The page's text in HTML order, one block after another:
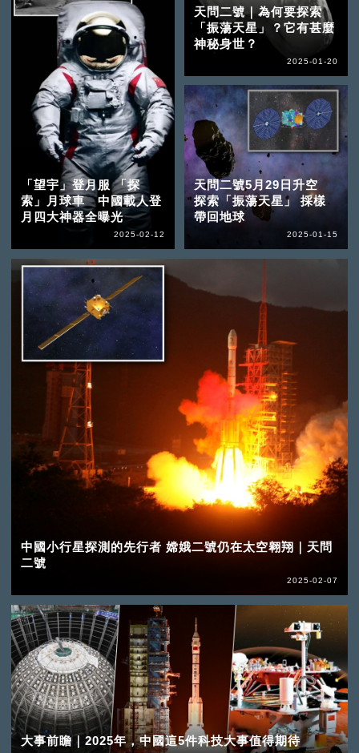
「望宇」登月服 「探
索」月球車 中國載人登
月四大神器全曝光
2025-02-12
中國小行星探測的先行者 嫦娥二號仍在太空翱翔｜天問
二號
2025-02-07
天問二號｜為何要探索
「振蕩天星」？它有甚麼
神秘身世？
2025-01-20
天問二號5月29日升空
探索「振蕩天星」 採樣
帶回地球
2025-01-15
大事前瞻｜2025年，中國這5件科技大事值得期待